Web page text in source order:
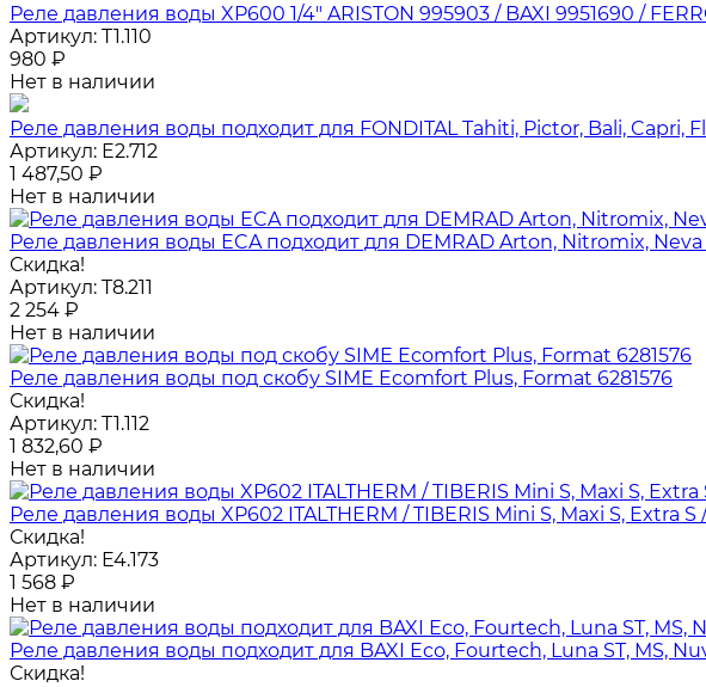
Реле давления воды XP600 1/4" ARISTON 995903 / BAXI 9951690 /
Артикул: T1.110
980 ₽
Нет в наличии
Реле давления воды подходит для FONDITAL Tahiti, Pictor, Bali, Capri,
Артикул: E2.712
1 487,50 ₽
Нет в наличии
Реле давления воды ECA подходит для DEMRAD Arton, Nitromix,
Скидка!
Артикул: T8.211
2 254 ₽
Нет в наличии
Реле давления воды под скобу SIME Ecomfort Plus, Format 6281576
Скидка!
Артикул: T1.112
1 832,60 ₽
Нет в наличии
Реле давления воды XP602 ITALTHERM / TIBERIS Mini S, Maxi S, Extra S
Скидка!
Артикул: E4.173
1 568 ₽
Нет в наличии
Реле давления воды подходит для BAXI Eco, Fourtech, Luna ST, MS,
Скидка!